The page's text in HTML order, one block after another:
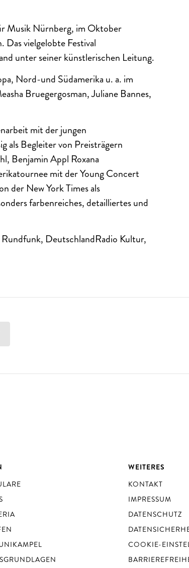
Musik Nürnberg, im Oktober
vielgelobte Festival
unter seiner künstlerischen Leitung.
Nord-und Südamerika u. a. im
Bruegergosman, Juliane Bannes,
mit der jungen
als Begleiter von Preisträgern
Benjamin Appl Roxana
mit der Young Concert
der New York Times als
farbenreiches, detailliertes und
DeutschlandRadio Kultur,
WEITERES
KONTAKT
IMPRESSUM
DATENSCHUTZ
COOKIE-